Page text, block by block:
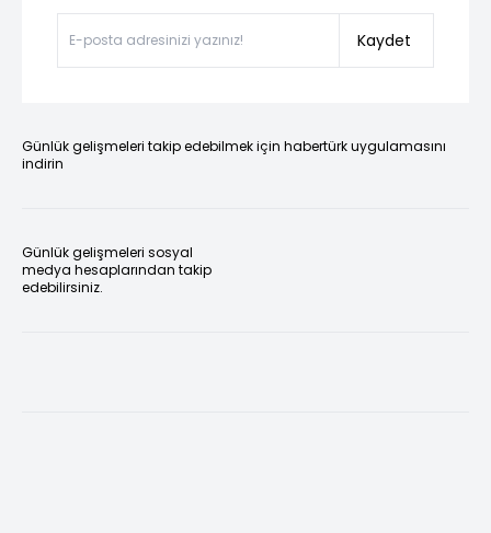
Kaydet
Günlük gelişmeleri takip edebilmek için habertürk uygulamasını
indirin
Günlük gelişmeleri sosyal
medya hesaplarından takip
edebilirsiniz.